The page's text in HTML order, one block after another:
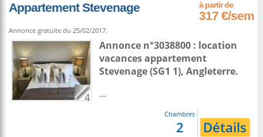
Appartement Stevenage
317 €/sem
Annonce gratuite du 25/02/2017.
4
Annonce n°3038800 : location
vacances appartement
Stevenage(SG1 1), Angleterre.
...
Chambres
2 Détails